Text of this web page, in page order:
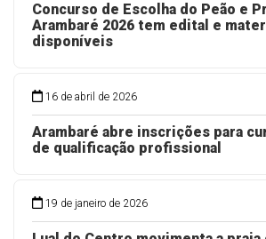
Concurso de Escolha do Peão e
Arambaré 2026 tem edital e
disponíveis
16 de abril de 2026
Arambaré abre inscrições para
de qualificação profissional
19 de janeiro de 2026